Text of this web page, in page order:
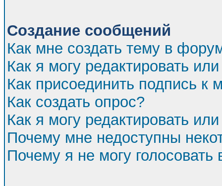
Создание сообщений
Как мне создать тему в
Как я могу редактировать
Как присоединить подпись
Как создать опрос?
Как я могу редактировать
Почему мне недоступны
Почему я не могу голосовать